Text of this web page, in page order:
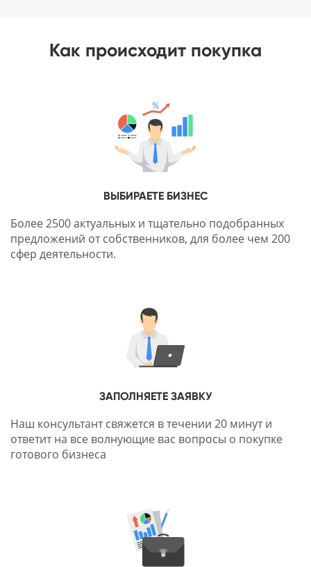
Как происходит покупка
ВЫБИРАЕТЕ БИЗНЕС
Более 2500 актуальных и тщательно подобранных
предложений от собственников, для более чем 200
сфер деятельности.
ЗАПОЛНЯЕТЕ ЗАЯВКУ
Наш консультант свяжется в течении 20 минут и
ответит на все волнующие вас вопросы о покупке
готового бизнеса